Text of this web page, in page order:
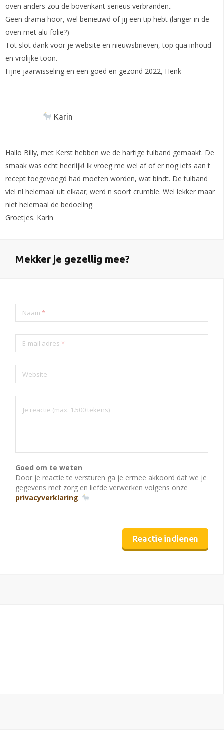
oven anders zou de bovenkant serieus verbranden..
Geen drama hoor, wel benieuwd of jij een tip hebt (langer in de
oven met alu folie?)
Tot slot dank voor je website en nieuwsbrieven, top qua inhoud
en vrolijke toon.
Fijne jaarwisseling en een goed en gezond 2022, Henk
Karin
Hallo Billy, met Kerst hebben we de hartige tulband gemaakt. De
smaak was echt heerlijk! Ik vroeg me wel af of er nog iets aan t
recept toegevoegd had moeten worden, wat bindt. De tulband
viel nl helemaal uit elkaar; werd n soort crumble. Wel lekker maar
niet helemaal de bedoeling.
Groetjes. Karin
Mekker je gezellig mee?
Naam *
E-mail adres *
Website
Goed om te weten
Door je reactie te versturen ga je ermee akkoord dat we je
gegevens met zorg en liefde verwerken volgens onze
privacyverklaring.